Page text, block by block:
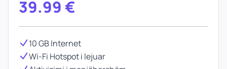
39.99 €
10 GB Internet
Wi-Fi Hotspot i lejuar